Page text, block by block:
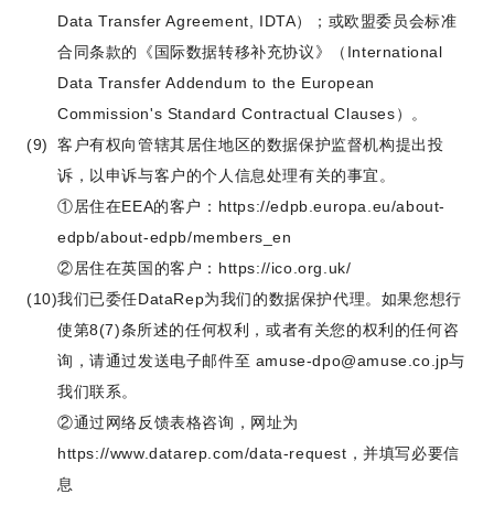
Data Transfer Agreement, IDTA）；或欧盟委员会标准
合同条款的《国际数据转移补充协议》（International
Data Transfer Addendum to the European
Commission's Standard Contractual Clauses）。
客户有权向管辖其居住地区的数据保护监督机构提出投
诉，以申诉与客户的个人信息处理有关的事宜。
①居住在EEA的客户：https://edpb.europa.eu/about-
edpb/about-edpb/members_en
②居住在英国的客户：https://ico.org.uk/
我们已委任DataRep为我们的数据保护代理。如果您想行
使第8(7)条所述的任何权利，或者有关您的权利的任何咨
询，请通过发送电子邮件至 amuse-dpo@amuse.co.jp与
我们联系。
②通过网络反馈表格咨询，网址为
https://www.datarep.com/data-request，并填写必要信
息